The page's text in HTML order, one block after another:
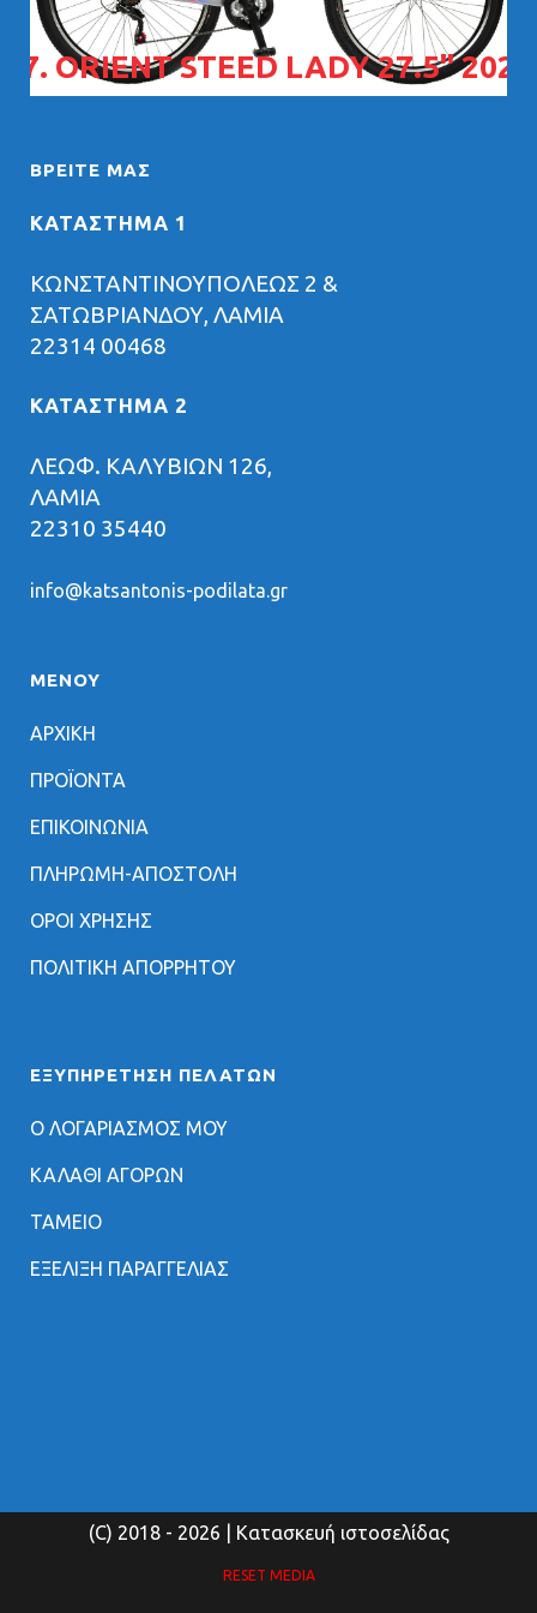
07. ORIENT STEED LADY 27.5" 2026
ΒΡΕΊΤΕ ΜΑΣ
ΚΑΤΑΣΤΗΜΑ 1
ΚΩΝΣΤΑΝΤΙΝΟΥΠΟΛΕΩΣ 2 &
ΣΑΤΩΒΡΙΑΝΔΟΥ, ΛΑΜΙΑ
22314 00468
ΚΑΤΑΣΤΗΜΑ 2
ΛΕΩΦ. ΚΑΛΥΒΙΩΝ 126,
ΛΑΜΙΑ
22310 35440
info@katsantonis-podilata.gr
ΜΕΝΟΥ
ΑΡΧΙΚΗ
ΠΡΟΪΟΝΤΑ
ΕΠΙΚΟΙΝΩΝΙΑ
ΠΛΗΡΩΜΗ-ΑΠΟΣΤΟΛΗ
ΟΡΟΙ ΧΡΗΣΗΣ
ΠΟΛΙΤΙΚΗ ΑΠΟΡΡΗΤΟΥ
ΕΞΥΠΗΡΈΤΗΣΗ ΠΕΛΑΤΏΝ
Ο ΛΟΓΑΡΙΑΣΜΟΣ ΜΟΥ
ΚΑΛΑΘΙ ΑΓΟΡΩΝ
ΤΑΜΕΙΟ
ΕΞΕΛΙΞΗ ΠΑΡΑΓΓΕΛΙΑΣ
(C) 2018 - 2026 | Κατασκευή ιστοσελίδας
RESET MEDIA